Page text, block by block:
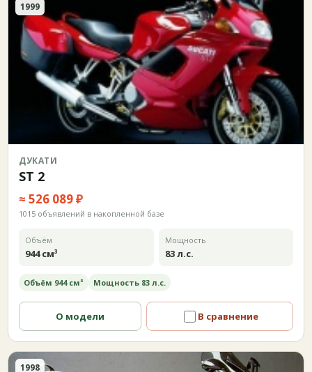
1999
ДУКАТИ
ST 2
≈ 526 089 ₽
1015 объявлений в накопленной базе
Объём
944 см³
Мощность
83 л.с.
Объём 944 см³ Мощность 83 л.с.
О модели В сравнение
1998